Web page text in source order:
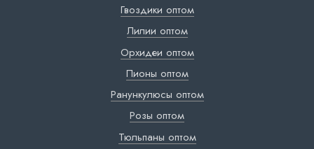
Гвоздики оптом
Лилии оптом
Орхидеи оптом
Пионы оптом
Ранункулюсы оптом
Розы оптом
Тюльпаны оптом